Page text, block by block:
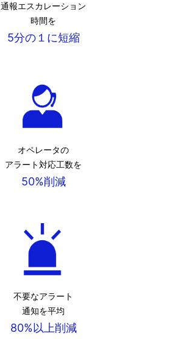
通報エスカレーション
時間を
5分の１に短縮
オペレータの
アラート対応工数を
50%削減
不要なアラート
通知を平均
80%以上削減